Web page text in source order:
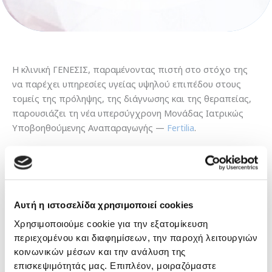
Αυτή η ιστοσελίδα χρησιμοποιεί cookies
Χρησιμοποιούμε cookie για την εξατομίκευση
περιεχομένου και διαφημίσεων, την παροχή λειτουργιών
κοινωνικών μέσων και την ανάλυση της
επισκεψιμότητάς μας. Επιπλέον, μοιραζόμαστε
Η κλινική ΓΕΝΕΣΙΣ, παραμένοντας πιστή στο στόχο της
να παρέχει υπηρεσίες υγείας υψηλού επιπέδου στους
τομείς της πρόληψης, της διάγνωσης και της θεραπείας,
παρουσιάζει τη νέα υπερσύγχρονη Μονάδας Ιατρικώς
Υποβοηθούμενης Αναπαραγωγής — Fertilia.